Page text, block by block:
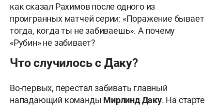
как сказал Рахимов после одного из
проигранных матчей серии: «Поражение бывает
тогда, когда ты не забиваешь». А почему
«Рубин» не забивает?
Что случилось с Даку?
Во-первых, перестал забивать главный
нападающий команды Мирлинд Даку. На старте